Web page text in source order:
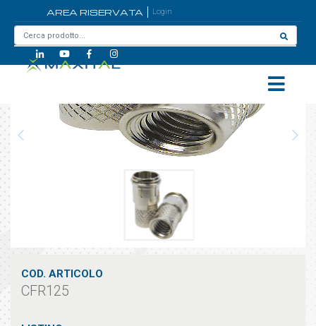
AREA RISERVATA Login
CFR125
COD. ARTICOLO
CFR125